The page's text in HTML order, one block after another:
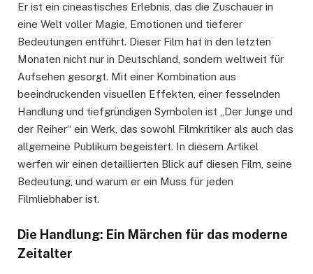
Er ist ein cineastisches Erlebnis, das die Zuschauer in
eine Welt voller Magie, Emotionen und tieferer
Bedeutungen entführt. Dieser Film hat in den letzten
Monaten nicht nur in Deutschland, sondern weltweit für
Aufsehen gesorgt. Mit einer Kombination aus
beeindruckenden visuellen Effekten, einer fesselnden
Handlung und tiefgründigen Symbolen ist „Der Junge und
der Reiher“ ein Werk, das sowohl Filmkritiker als auch das
allgemeine Publikum begeistert. In diesem Artikel
werfen wir einen detaillierten Blick auf diesen Film, seine
Bedeutung, und warum er ein Muss für jeden
Filmliebhaber ist.
Die Handlung: Ein Märchen für das moderne
Zeitalter